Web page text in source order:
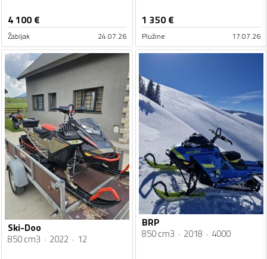
4 100€
Žabljak 24.07.26
1 350€
Plužine 17.07.26
Ski-Doo
850 cm3 2022 12
BRP
850 cm3 2018 4000